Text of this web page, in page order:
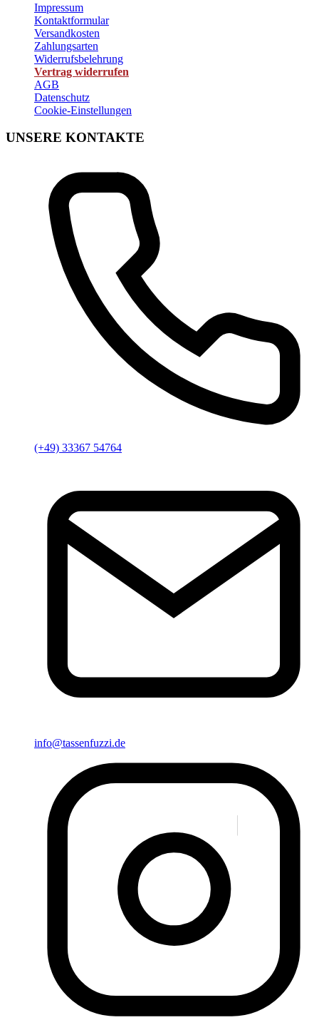
Impressum
Kontaktformular
Versandkosten
Zahlungsarten
Widerrufsbelehrung
Vertrag widerrufen
AGB
Datenschutz
Cookie-Einstellungen
UNSERE KONTAKTE
(+49) 33367 54764
info@tassenfuzzi.de